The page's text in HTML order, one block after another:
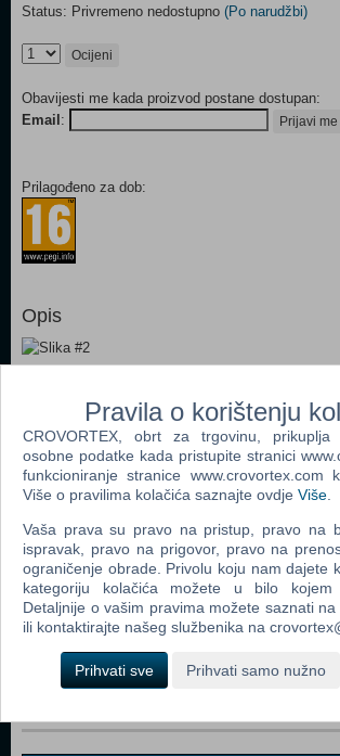
Status: Privremeno nedostupno (Po narudžbi)
Ocijeni
Obavijesti me kada proizvod postane dostupan:
Email : Prijavi me
Prilagođeno za dob:
Opis
Popularno
Returnal (PS 5)
The Nioh Collection (N) (PS 5)
Metro Exodus - Complete Edition (N) (PS
Destruction All Stars (PS 5)
Marvel's Spider-Man Miles Morales (PS 5)
Pravila o korištenju
CROVORTEX, obrt za trgovinu,
osobne podatke kada pristupite stranici
funkcioniranje stranice www.crovortex.com
Više o pravilima kolačića saznajte ovdje Više
Vaša prava su pravo na pristup, pravo na
ispravak, pravo na prigovor, pravo na
ograničenje obrade. Privolu koju nam dajete
kategoriju kolačića možete u bilo kojem
Detaljnije o vašim pravima možete saznati na
ili kontaktirajte našeg službenika na
Prihvati sve Prihvati samo nužno